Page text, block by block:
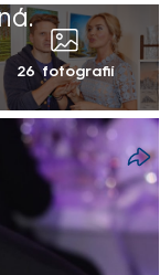
26 fotografií
Taťány
opět